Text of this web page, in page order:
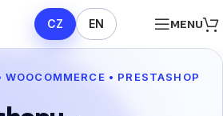
CZ EN MENU
• PRESTASHOP